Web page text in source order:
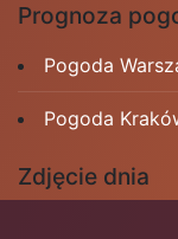
Prognoza
Pogoda
Pogoda
Zdjęcie dnia